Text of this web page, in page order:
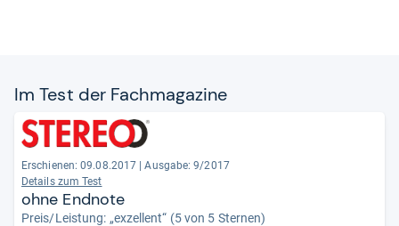
Im Test der Fach­ma­ga­zine
Erschienen: 09.08.2017
Ausgabe: 9/2017
Details zum Test
ohne Endnote
Preis/Leistung: „exzellent“ (5 von 5 Sternen)